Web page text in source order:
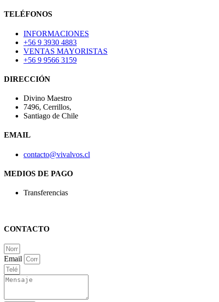
TELÉFONOS
INFORMACIONES
+56 9 3930 4883
VENTAS MAYORISTAS
+56 9 9566 3159
DIRECCIÓN
Divino Maestro
7496, Cerrillos,
Santiago de Chile
EMAIL
contacto@vivalvos.cl
MEDIOS DE PAGO
Transferencias
CONTACTO
Email